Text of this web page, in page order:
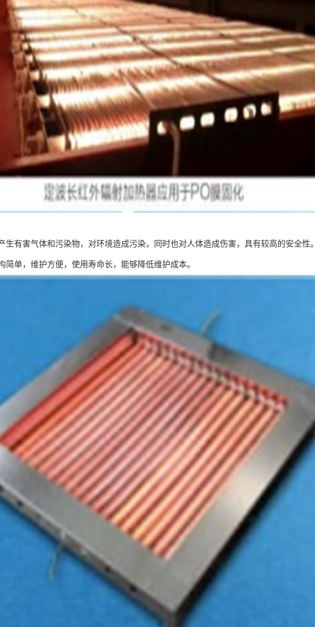
生有害气体和污染物，对环境造成污染，同时也对人体造成伤害，具有较高的安全性。
简单，维护方便，使用寿命长，能够降低维护成本。